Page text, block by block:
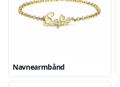
Navnearmbånd